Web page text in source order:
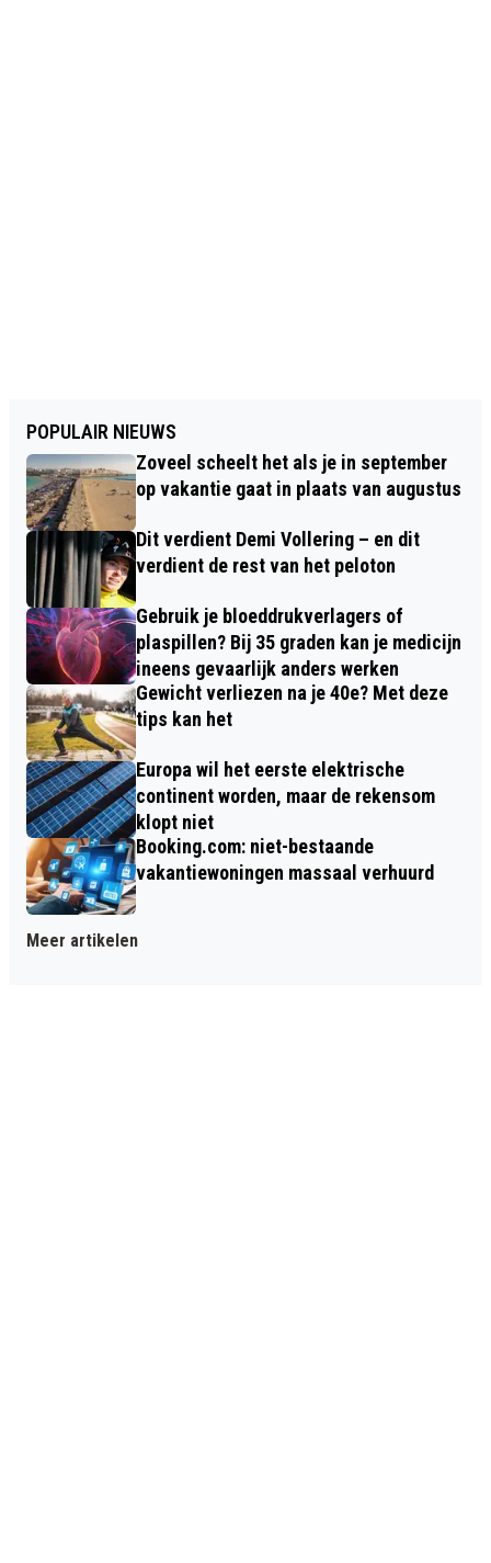
POPULAIR NIEUWS
Zoveel scheelt het als je in september
op vakantie gaat in plaats van augustus
Dit verdient Demi Vollering – en dit
verdient de rest van het peloton
Gebruik je bloeddrukverlagers of
plaspillen? Bij 35 graden kan je medicijn
ineens gevaarlijk anders werken
Gewicht verliezen na je 40e? Met deze
tips kan het
Europa wil het eerste elektrische
continent worden, maar de rekensom
klopt niet
Booking.com: niet-bestaande
vakantiewoningen massaal verhuurd
Meer artikelen